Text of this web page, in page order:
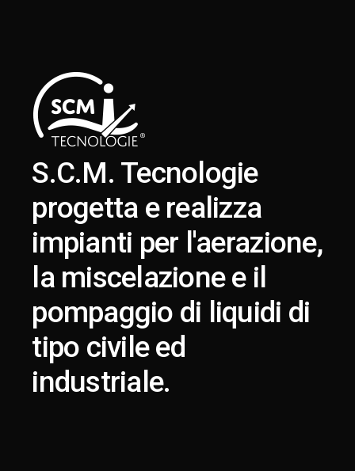
S.C.M. Tecnologie
progetta e realizza
impianti per l'aerazione,
la miscelazione e il
pompaggio di liquidi di
tipo civile ed
industriale.